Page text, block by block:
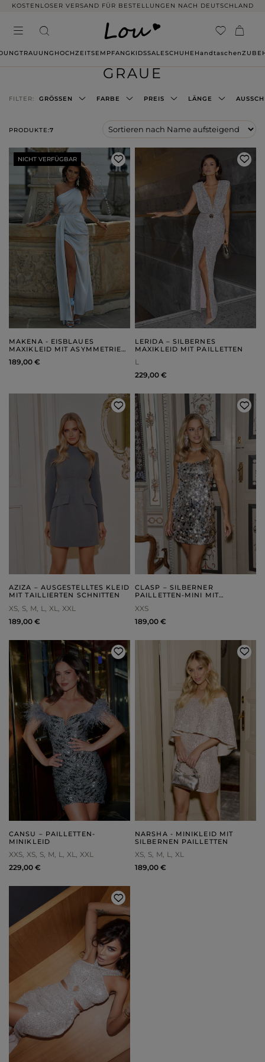
KOSTENLOSER VERSAND FÜR BESTELLUNGEN NACH DEUTSCHLAND
TRAUUNG HOCHZEITSEMPFANG KIDSSALESCHUHE Handtaschen
GRAUE
PRODUKTE:7
FILTER: GRÖSSEN FARBE PREIS LÄNGE
NICHT VERFÜGBAR
MAKENA - EISBLAUES
MAXIKLEID MIT ASYMMETRIE
189,00 €
LERIDA – SILBERNES
MAXIKLEID MIT PAILLETTEN
L
229,00 €
AZIZA – AUSGESTELLTES KLEID
MIT TAILLIERTEN SCHNITTEN
XS S M L XL
XXL
189,00 €
CLASP – SILBERNER
PAILLETTEN-MINI MIT
RÜCKSEITE
XXS
189,00 €
CANSU – PAILLETTEN-
MINIKLEID
XXS XS S M L XL XXL
229,00 €
NARSHA - MINIKLEID MIT
SILBERNEN PAILLETTEN
XS S M L XL
189,00 €